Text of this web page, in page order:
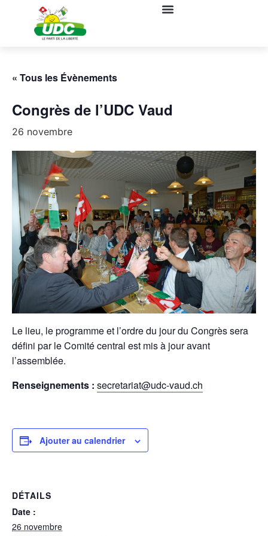
« Tous les Évènements
Congrès de l’UDC Vaud
26 novembre
Le lieu, le programme et l’ordre du jour du Congrès sera
défini par le Comité central est mis à jour avant
l’assemblée.
Renseignements : secretariat@udc-vaud.ch
Ajouter au calendrier
DÉTAILS
Date :
26 novembre